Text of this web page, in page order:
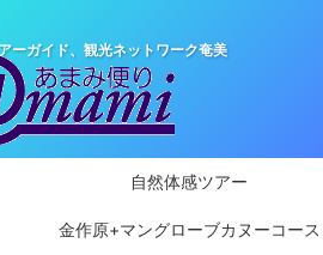
ーガイド、観光ネットワーク奄美
自然体感ツアー
金作原+マングローブカヌーコース